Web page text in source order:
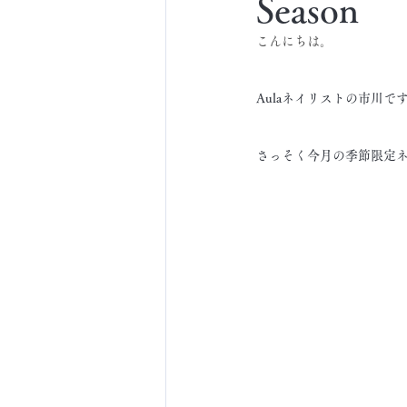
Season
こんにちは。
Aulaネイリストの市川です
さっそく今月の季節限定